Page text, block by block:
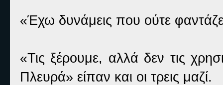
«Έχω δυνάμεις που ούτε
«Τις ξέρουμε, αλλά δεν τις
Πλευρά» είπαν και οι τρεις μαζί.